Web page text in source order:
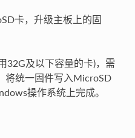
卡，升级主板上的固
32G及以下容量的卡)，需
将统一固件写入MicroSD
操作系统上完成。